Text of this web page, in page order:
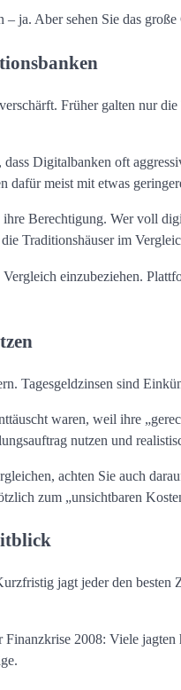
ja. Aber sehen Sie das
Früher galten nur
dass Digitalbanken oft
dafür meist mit etwas
Berechtigung. Wer voll
Traditionshäuser im
einzubeziehen.
Tagesgeldzinsen sind
waren, weil ihre
nutzen und
achten Sie auch
zum „unsichtbaren
jagt jeder den besten
2008: Viele